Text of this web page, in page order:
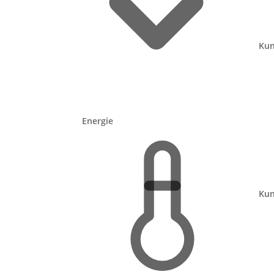
Energie
Das Wichtigste auf einen Blick:
Solar-Dachfenster-Rollladen (z. B.
Vorhandenen Rollladen auf Solar
Wichtig: genug Sonne am Standort
Was kosten Solar-
Solar-Rollläden liegen preislich etwas
Solarmodul dazukommen. Dafür sparst
Tabelle zeigt typische Preise pro Fenster